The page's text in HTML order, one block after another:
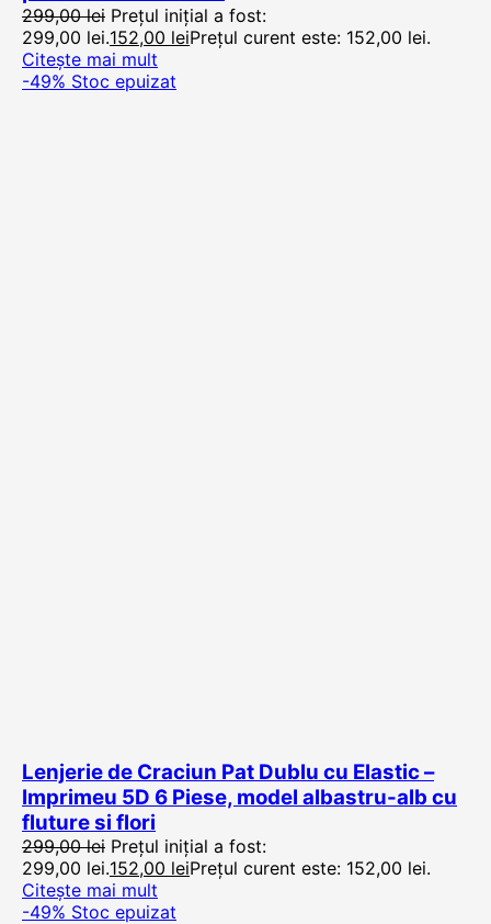
299,00lei Prețul inițial a fost:
299,00 lei.152,00 leiPrețul curent este: 152,00 lei.
Citește mai mult
-49% Stoc epuizat
Lenjerie de Craciun Pat Dublu cu Elastic –
Imprimeu 5D 6 Piese, model albastru-alb cu
fluture si flori
299,00lei Prețul inițial a fost:
299,00 lei.152,00 leiPrețul curent este: 152,00 lei.
Citește mai mult
-49% Stoc epuizat